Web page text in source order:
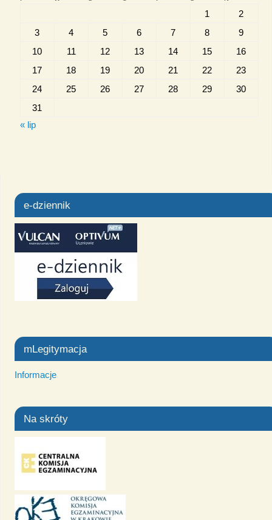
1
2
3
4 5 6 7 8
9
10
11 12 13 14 15
16
17
18 19 20 21 22
23
24
25 26 27 28 29
30
31
« lip
e-dziennik
mLegitymacja
Informacje
Na skróty